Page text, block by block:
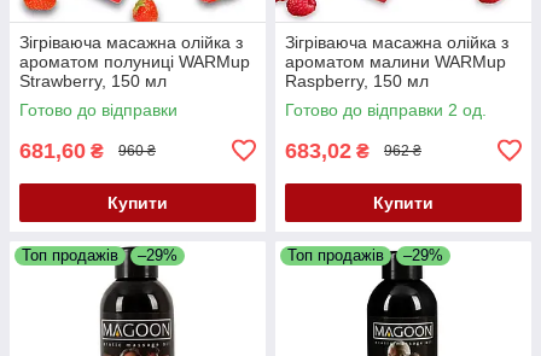
Зігріваюча масажна олійка з
ароматом полуниці WARMup
Strawberry, 150 мл
Готово до відправки
681,60 ₴ 960 ₴
Купити
Зігріваюча масажна олійка з
ароматом малини WARMup
Raspberry, 150 мл
Готово до відправки 2 од.
683,02 ₴ 962 ₴
Купити
Топ продажів –29% Топ продажів –29%